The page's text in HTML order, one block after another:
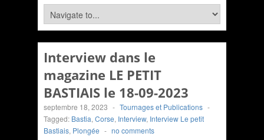
Interview dans le
magazine LE PETIT
BASTIAIS le 18-09-2023
septembre 18, 2023 - Tournages et Publications -
Tagged: Bastia, Corse, Interview, Interview Le petit
Bastiais, Plongée - no comments